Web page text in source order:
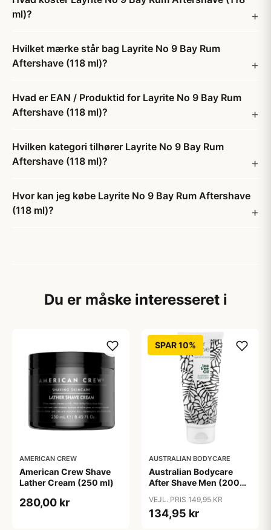
ml)?
Hvilket mærke står bag Layrite No 9 Bay Rum
Aftershave (118 ml)?
Hvad er EAN / Produktid for Layrite No 9 Bay Rum
Aftershave (118 ml)?
Hvilken kategori tilhører Layrite No 9 Bay Rum
Aftershave (118 ml)?
Hvor kan jeg købe Layrite No 9 Bay Rum Aftershave
(118 ml)?
Du er måske interesseret i
AMERICAN CREW
American Crew Shave
Lather Cream (250 ml)
280,00 kr
SPAR 10%
AUSTRALIAN BODYCARE
Australian Bodycare
After Shave Men (200
VEJL. PRIS 149,95 KR
134,95 kr